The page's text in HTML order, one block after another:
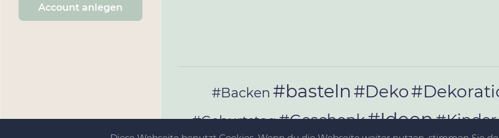
Account anlegen
#Backen #basteln#Deko
#Geburtstag#Geschenk#Ideen#Kinder